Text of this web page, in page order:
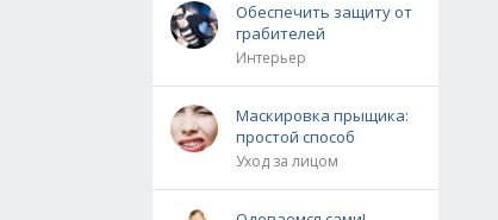
Обеспечить защиту от
грабителей
Интерьер
Маскировка прыщика:
простой способ
Уход за лицом